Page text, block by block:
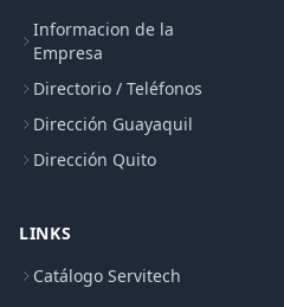
Informacion de la
Empresa
Directorio / Teléfonos
Dirección Guayaquil
Dirección Quito
LINKS
Catálogo Servitech